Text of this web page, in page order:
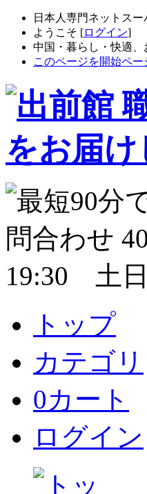
日本人専門ネットスー
ようこそ [ログイン]
中国・暮らし・快適
このページを開始ペー
トップ
カテゴリ
0カート
ログイン